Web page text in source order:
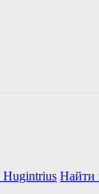
Hugintrius Найти